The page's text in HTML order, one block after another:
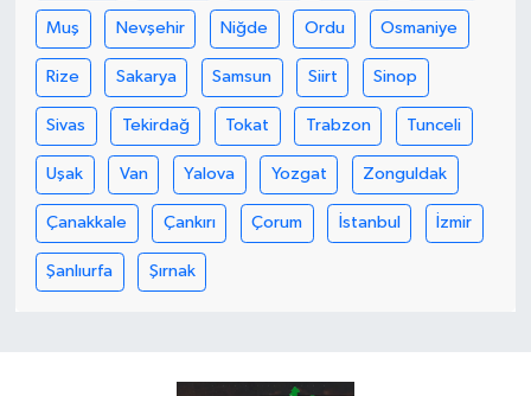
Muş Nevşehir Niğde Ordu Osmaniye
Rize Sakarya Samsun Siirt Sinop
Sivas Tekirdağ Tokat Trabzon Tunceli
Uşak Van Yalova Yozgat Zonguldak
Çanakkale Çankırı Çorum İstanbul İzmir
Şanlıurfa Şırnak